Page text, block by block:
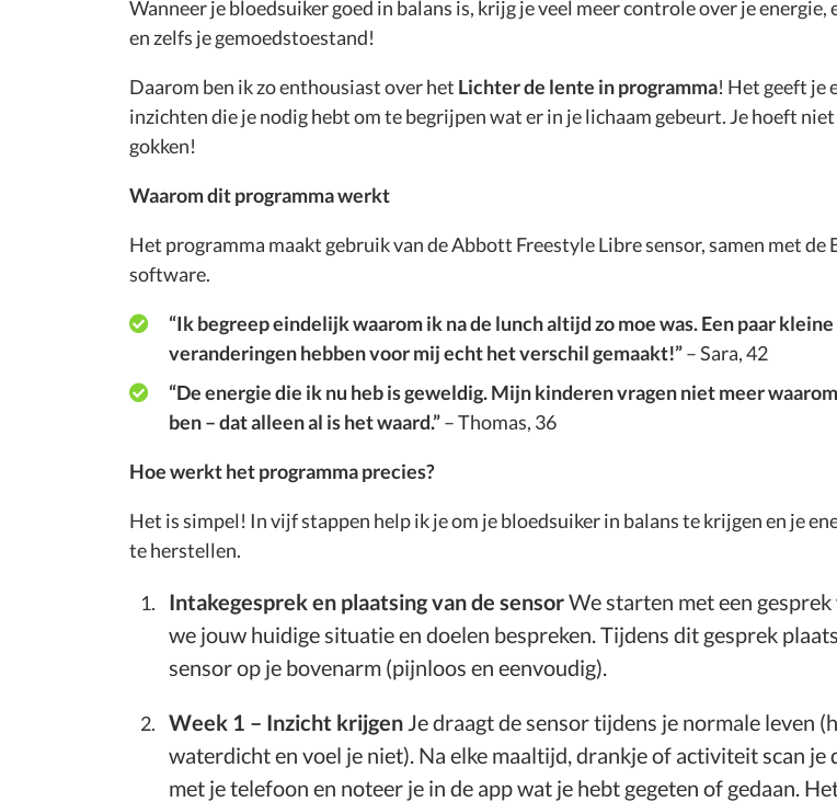
Wanneer je bloedsuiker goed in balans is, krijg je veel meer controle over je energie,
en zelfs je gemoedstoestand!
Daarom ben ik zo enthousiast over het Lichter de lente in programma! Het geeft je
inzichten die je nodig hebt om te begrijpen wat er in je lichaam gebeurt. Je hoeft
gokken!
Waarom dit programma werkt
Het programma maakt gebruik van de Abbott Freestyle Libre sensor, samen met de
software.
“Ik begreep eindelijk waarom ik na de lunch altijd zo moe was. Een paar kleine
veranderingen hebben voor mij echt het verschil gemaakt!”– Sara, 42
“De energie die ik nu heb is geweldig. Mijn kinderen vragen niet meer
ben – dat alleen al is het waard.”– Thomas, 36
Hoe werkt het programma precies?
Het is simpel! In vijf stappen help ik je om je bloedsuiker in balans te krijgen en je
te herstellen.
Intakegesprek en plaatsing van de sensorWe starten met een
we jouw huidige situatie en doelen bespreken. Tijdens dit gesprek
sensor op je bovenarm (pijnloos en eenvoudig).
Week 1 – Inzicht krijgenJe draagt de sensor tijdens je normale leven
waterdicht en voel je niet). Na elke maaltijd, drankje of activiteit scan je
met je telefoon en noteer je in de app wat je hebt gegeten of gedaan.